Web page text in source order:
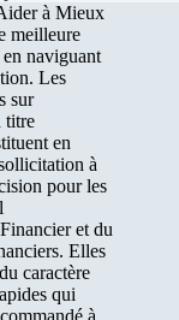
à Mieux
meilleure
naviguant
Les
sur
titre
en
à
pour les
et du
Elles
caractère
qui
à